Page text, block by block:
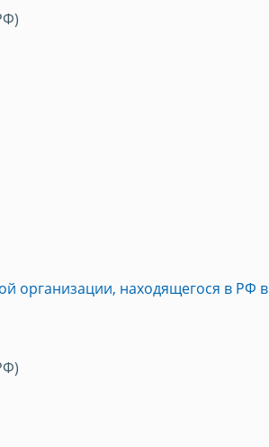
организации, находящегося в РФ в